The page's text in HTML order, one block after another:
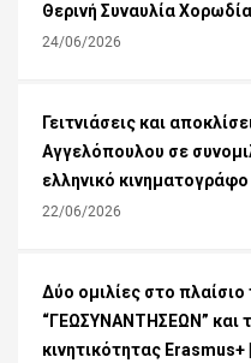
Θερινή Συναυλία
24/06/2026
Γειτνιάσεις και
Αγγελόπουλου σε
ελληνικό
22/06/2026
Δύο ομιλίες στο
“ΓΕΩΣΥΝΑΝΤΗΣΕΩΝ” και
κινητικότητας